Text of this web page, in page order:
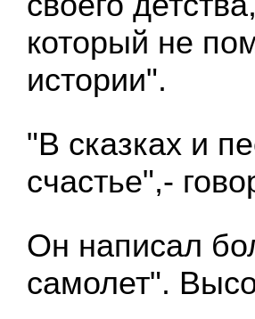
который не
истории".
"В сказках и
счастье",-
Он написал
самолет".